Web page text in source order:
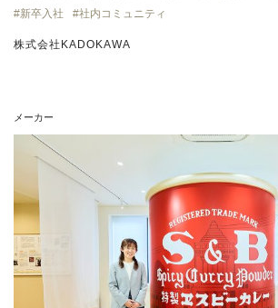
新卒入社
社内コミュニティ
株式会社KADOKAWA
メーカー